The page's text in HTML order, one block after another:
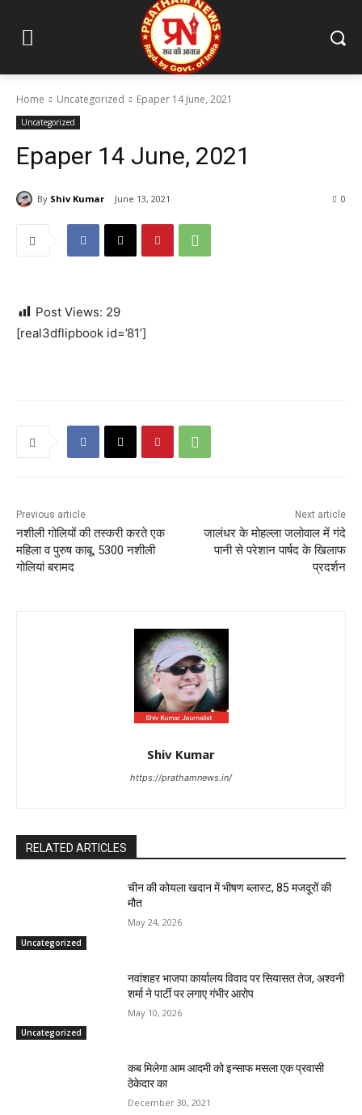
Home Uncategorized Epaper 14 June, 2021
Uncategorized
Epaper 14 June, 2021
By Shiv Kumar June 13, 2021 0
Post Views: 29
[real3dflipbook id=’81’]
Previous article
नशीली गोलियों की तस्करी करते एक
महिला व पुरुष काबू, 5300 नशीली
गोलियां बरामद
Next article
जालंधर के मोहल्ला जलोवाल में गंदे
पानी से परेशान पार्षद के खिलाफ
प्रदर्शन
Shiv Kumar
https://prathamnews.in/
RELATED ARTICLES
Uncategorized
चीन की कोयला खदान में भीषण ब्लास्ट, 85 मजदूरों की
मौत
May 24, 2026
Uncategorized
नवांशहर भाजपा कार्यालय विवाद पर सियासत तेज, अश्वनी
शर्मा ने पार्टी पर लगाए गंभीर आरोप
May 10, 2026
कब मिलेगा आम आदमी को इन्साफ मसला एक प्रवासी
ठेकेदार का
December 30, 2021